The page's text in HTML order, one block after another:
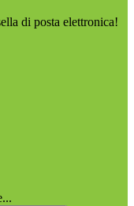
di posta elettronica!